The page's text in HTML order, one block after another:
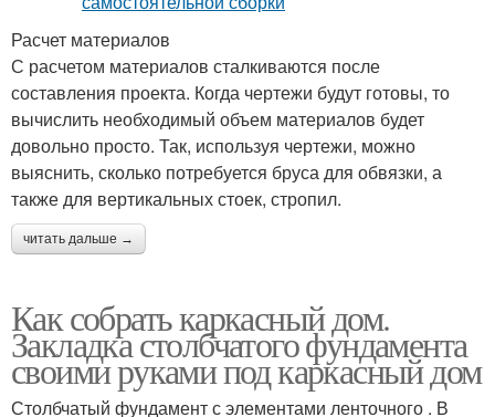
Расчет материалов
С расчетом материалов сталкиваются после
составления проекта. Когда чертежи будут готовы, то
вычислить необходимый объем материалов будет
довольно просто. Так, используя чертежи, можно
выяснить, сколько потребуется бруса для обвязки, а
также для вертикальных стоек, стропил.
читать дальше →
Как собрать каркасный дом.
Закладка столбчатого фундамента
своими руками под каркасный дом
Столбчатый фундамент с элементами ленточного . В